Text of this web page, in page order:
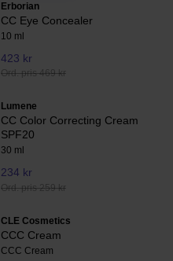
Erborian
CC Eye Concealer
10 ml
423 kr
Ord. pris 469 kr
Lumene
CC Color Correcting Cream
SPF20
30 ml
234 kr
Ord. pris 259 kr
CLE Cosmetics
CCC Cream
CCC Cream